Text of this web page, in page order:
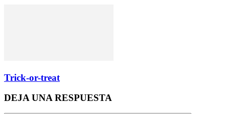
Trick-or-treat
DEJA UNA RESPUESTA